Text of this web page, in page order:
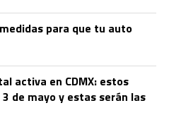
para que tu auto
activa en CDMX: estos
de mayo y estas serán las